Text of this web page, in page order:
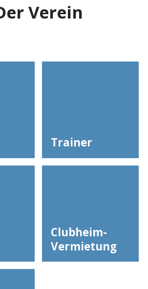
Verein
Trainer
Clubheim-
Vermietung